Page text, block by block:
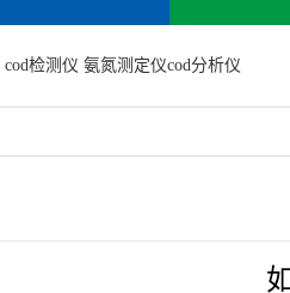
cod检测仪 氨氮测定仪cod分析仪